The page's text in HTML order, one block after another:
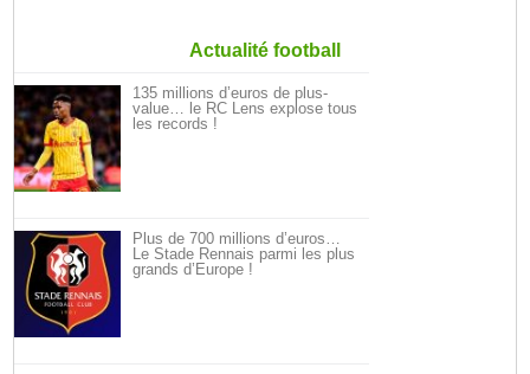
Actualité football
135 millions d’euros de plus-
value… le RC Lens explose tous
les records !
Plus de 700 millions d’euros…
Le Stade Rennais parmi les plus
grands d’Europe !